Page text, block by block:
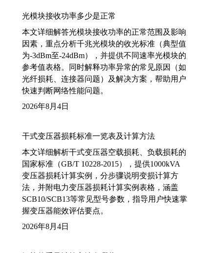
光模块接收功率多少是正常
本文详细解答光模块接收功率的正常范围及影响
因素，重点分析千兆光模块的收光标准（典型值
为-3dBm至-24dBm），并提供不同速率光模块的
参考值表格。同时解释功率异常的常见原因（如
光纤损耗、连接器问题）及解决方案，帮助用户
快速判断网络性能问题。
2026年8月4日
干式变压器损耗标准一览表及计算方法
本文详细解析干式变压器空载损耗、负载损耗的
国家标准（GB/T 10228-2015），提供1000kVA
变压器损耗计算实例，分步骤说明变损计算方
法，并附电力变压器损耗计算实例表格，涵盖
SCB10/SCB13等常见型号参数，指导用户快速掌
握变压器能效评估要点。
2026年8月4日